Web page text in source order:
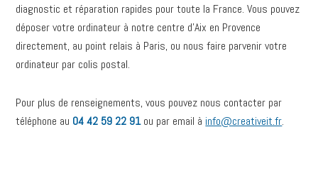
diagnostic et réparation rapides pour toute la France. Vous pouvez
déposer votre ordinateur à notre centre d’Aix en Provence
directement, au point relais à Paris, ou nous faire parvenir votre
ordinateur par colis postal.
Pour plus de renseignements, vous pouvez nous contacter par
téléphone au 04 42 59 22 91ou par email à info@creativeit.fr.